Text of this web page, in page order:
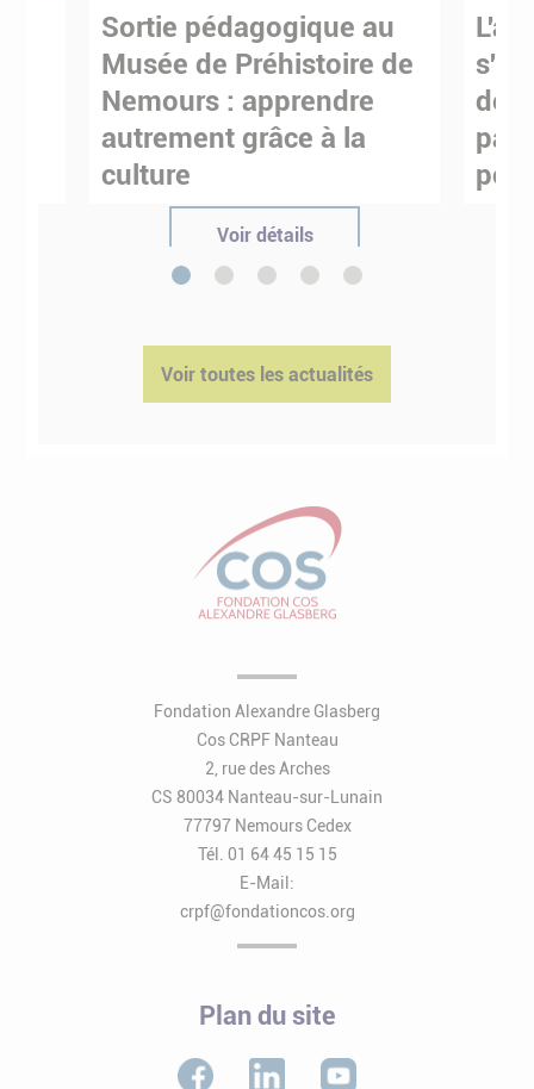
Sortie pédagogique au
Musée de Préhistoire de
Nemours : apprendre
autrement grâce à la
culture
Voir détails
de
Voir toutes les actualités
Fondation Alexandre Glasberg
Cos CRPF Nanteau
2, rue des Arches
CS 80034 Nanteau-sur-Lunain
77797 Nemours Cedex
Tél. 01 64 45 15 15
E-Mail:
crpf@fondationcos.org
Plan du site